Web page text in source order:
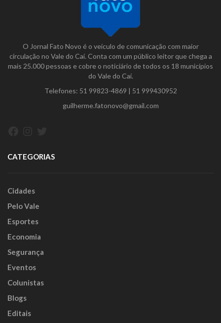
O Jornal Fato Novo é o veículo de comunicação com maior
circulação no Vale do Caí. Conta com um público leitor que chega a
mais 25.000 pessoas e cobre o noticiário de todos os 18 municípios
do Vale do Caí.
Telefones: 51 99823-4869 | 51 999430952
guilherme.fatonovo@gmail.com
CATEGORIAS
Cidades
Pelo Vale
Esportes
Economia
Segurança
Eventos
Colunistas
Blogs
Editais